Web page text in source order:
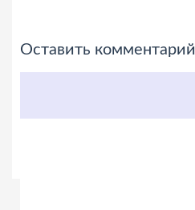
Оставить комментарий